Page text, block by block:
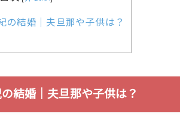
の結婚｜夫旦那や子供は？
結婚｜夫旦那や子供は？